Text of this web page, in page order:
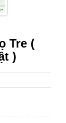
Tre (
)